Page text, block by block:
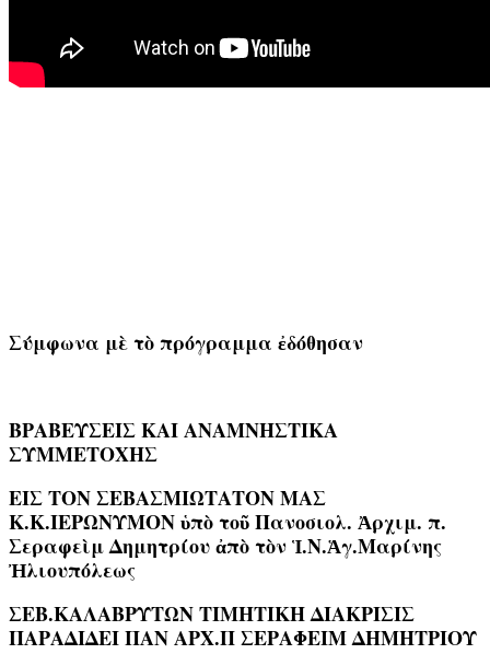
Σύμφωνα μὲ τὸ πρόγραμμα ἐδόθησαν
ΒΡΑΒΕΥΣΕΙΣ ΚΑΙ ΑΝΑΜΝΗΣΤΙΚΑ
ΣΥΜΜΕΤΟΧΗΣ
ΕΙΣ ΤΟΝ ΣΕΒΑΣΜΙΩΤΑΤΟΝ ΜΑΣ
Κ.Κ.ΙΕΡΩΝΥΜΟΝ ὑπὸ τοῦ Πανοσιολ. Ἀρχιμ. π.
Σεραφεὶμ Δημητρίου ἀπὸ τὸν Ἱ.Ν.Ἁγ.Μαρίνης
Ἠλιουπόλεως
ΣΕΒ.ΚΑΛΑΒΡΥΤΩΝ ΤΙΜΗΤΙΚΗ ΔΙΑΚΡΙΣΙΣ
ΠΑΡΑΔΙΔΕΙ ΠΑΝ ΑΡΧ.Π ΣΕΡΑΦΕΙΜ ΔΗΜΗΤΡΙΟΥ